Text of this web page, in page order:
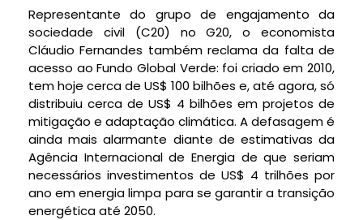
Representante do grupo de engajamento da
sociedade civil (C20) no G20, o economista
Cláudio Fernandes também reclama da falta de
acesso ao Fundo Global Verde: foi criado em 2010,
tem hoje cerca de US$ 100 bilhões e, até agora, só
distribuiu cerca de US$ 4 bilhões em projetos de
mitigação e adaptação climática. A defasagem é
ainda mais alarmante diante de estimativas da
Agência Internacional de Energia de que seriam
necessários investimentos de US$ 4 trilhões por
ano em energia limpa para se garantir a transição
energética até 2050.